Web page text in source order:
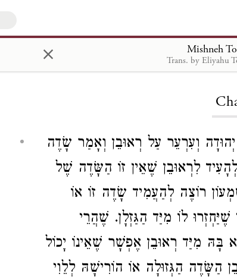
× Mishneh
Trans. by Eliyahu
וְעִרְעֵר עַל רְאוּבֵן וְאָמַר שָׂדֶה
לִרְאוּבֵן שֶׁאֵין זוֹ הַשָּׂדֶה שֶׁל
רוֹצֶה לְהַעֲמִיד שָׂדֶה זוֹ אוֹ
לוֹ מִיַּד הַגַּזְלָן. שֶׁהֲרֵי
מִיַּד רְאוּבֵן אֶפְשָׁר שֶׁאֵינוֹ יָכוֹל
הַשָּׂדֶה הַגְּזוּלָה אוֹ הוֹרִישָׁהּ לְלֵוִי